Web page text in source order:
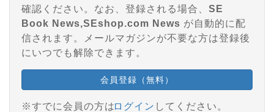
確認ください。なお、登録される場合、 SE
Book News,SEshop.com News が自動的に配
信されます。メールマガジンが不要な方は登録後
にいつでも解除できます。
会員登録（無料）
※すでに会員の方はログイン してください。